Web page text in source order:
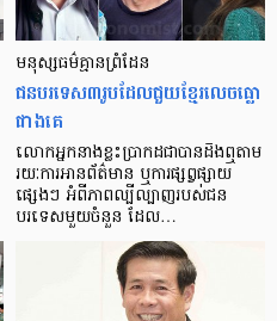
មនុស្ស​ធម៌​គ្មាន​ព្រំដែន
ជន​បរទេស​៣​រូប​ដែល​ជួយ​ខ្មែរ​លេច​ធ្លោ​
ជាង​គេ
លោកអ្នក​នាង​ខ្លះ​ប្រាកដ​ជា​បាន​​ដឹង​ឮ​តាម​
រយៈ​ការ​អាន​ព័ត៌មាន ឬ​ការ​ផ្សព្វផ្សាយ​
ផ្សេងៗ អំពី​ភាព​ល្បីល្បាញ​របស់​ជន​
បរទេស​មួយ​ចំនួន ដែល…